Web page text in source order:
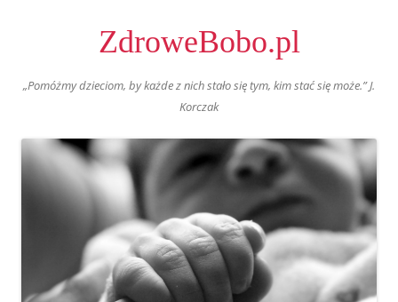
ZdroweBobo.pl
„Pomóżmy dzieciom, by każde z nich stało się tym, kim stać się może.” J.
Korczak